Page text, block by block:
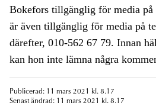
Bokefors tillgänglig för media
är även tillgänglig för media på
därefter, 010-562 67 79. Innan
kan hon inte lämna några
Publicerad: 11 mars 2021 kl. 8.17
Senast ändrad: 11 mars 2021 kl. 8.17